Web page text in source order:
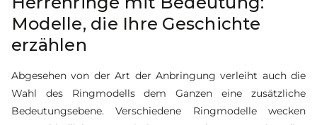
Modelle, die Ihre Geschichte
erzählen
Abgesehen von der Art der Anbringung verleiht auch die
Wahl des Ringmodells dem Ganzen eine zusätzliche
Bedeutungsebene. Verschiedene Ringmodelle wecken